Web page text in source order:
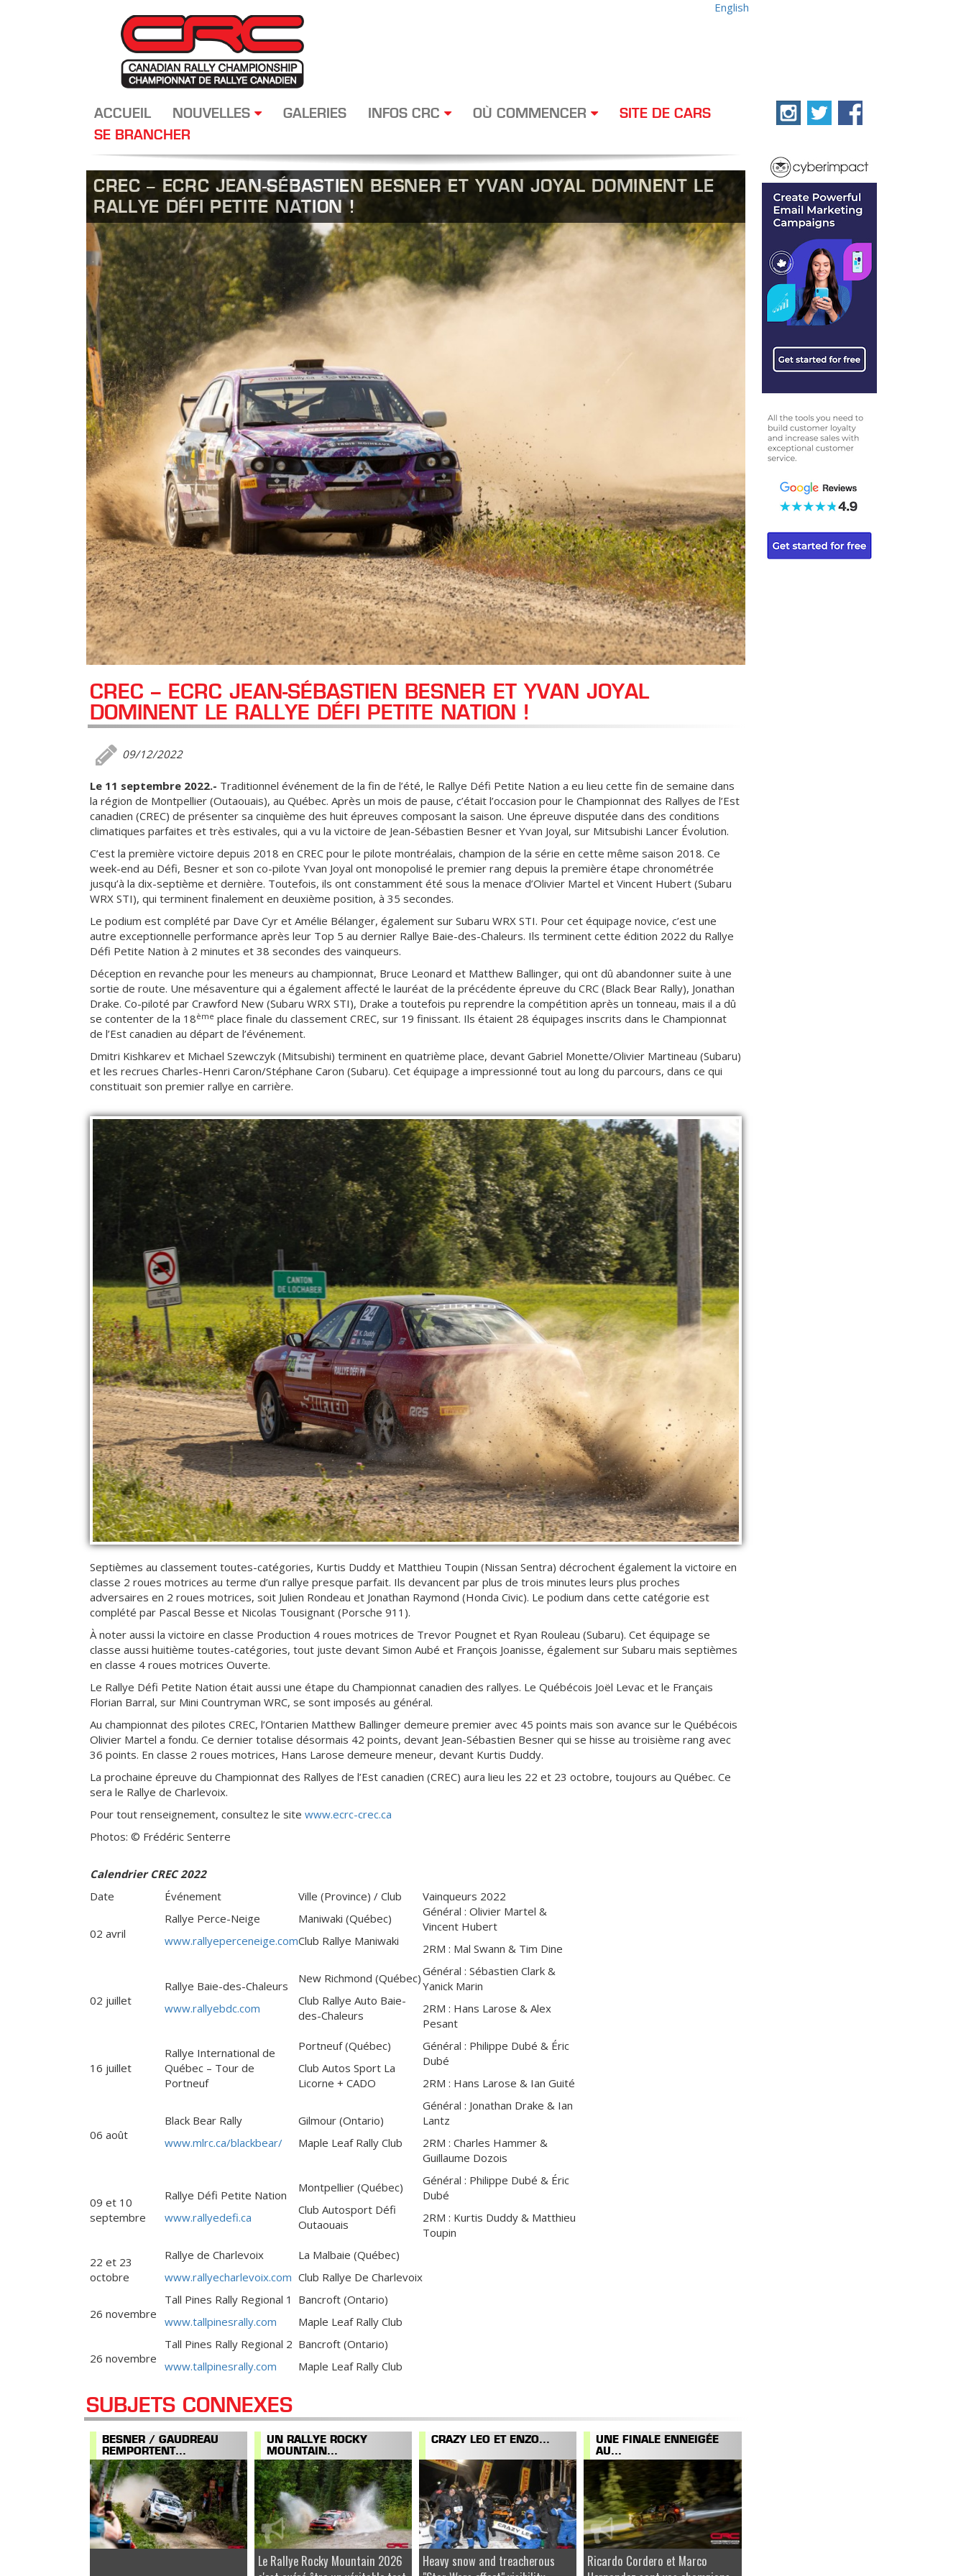
English
ACCUEIL NOUVELLES GALERIES INFOS CRC OÙ COMMENCER
SITE DE CARS
SE BRANCHER
CREC – ECRC JEAN-SÉBASTIEN BESNER ET YVAN JOYAL DOMINENT LE
RALLYE DÉFI PETITE NATION !
CREC – ECRC JEAN-SÉBASTIEN BESNER ET YVAN JOYAL
DOMINENT LE RALLYE DÉFI PETITE NATION !
09/12/2022
Le 11 septembre 2022.- Traditionnel événement de la fin de l’été, le Rallye Défi Petite Nation a eu lieu cette fin de semaine dans
la région de Montpellier (Outaouais), au Québec. Après un mois de pause, c’était l’occasion pour le Championnat des Rallyes de l’Est
canadien (CREC) de présenter sa cinquième des huit épreuves composant la saison. Une épreuve disputée dans des conditions
climatiques parfaites et très estivales, qui a vu la victoire de Jean-Sébastien Besner et Yvan Joyal, sur Mitsubishi Lancer Évolution.
C’est la première victoire depuis 2018 en CREC pour le pilote montréalais, champion de la série en cette même saison 2018. Ce
week-end au Défi, Besner et son co-pilote Yvan Joyal ont monopolisé le premier rang depuis la première étape chronométrée
jusqu’à la dix-septième et dernière. Toutefois, ils ont constamment été sous la menace d’Olivier Martel et Vincent Hubert (Subaru
WRX STI), qui terminent finalement en deuxième position, à 35 secondes.
Le podium est complété par Dave Cyr et Amélie Bélanger, également sur Subaru WRX STI. Pour cet équipage novice, c’est une
autre exceptionnelle performance après leur Top 5 au dernier Rallye Baie-des-Chaleurs. Ils terminent cette édition 2022 du Rallye
Défi Petite Nation à 2 minutes et 38 secondes des vainqueurs.
Déception en revanche pour les meneurs au championnat, Bruce Leonard et Matthew Ballinger, qui ont dû abandonner suite à une
sortie de route. Une mésaventure qui a également affecté le lauréat de la précédente épreuve du CRC (Black Bear Rally), Jonathan
Drake. Co-piloté par Crawford New (Subaru WRX STI), Drake a toutefois pu reprendre la compétition après un tonneau, mais il a dû
se contenter de la 18ème place finale du classement CREC, sur 19 finissant. Ils étaient 28 équipages inscrits dans le Championnat
de l’Est canadien au départ de l’événement.
Dmitri Kishkarev et Michael Szewczyk (Mitsubishi) terminent en quatrième place, devant Gabriel Monette/Olivier Martineau (Subaru)
et les recrues Charles-Henri Caron/Stéphane Caron (Subaru). Cet équipage a impressionné tout au long du parcours, dans ce qui
constituait son premier rallye en carrière.
Septièmes au classement toutes-catégories, Kurtis Duddy et Matthieu Toupin (Nissan Sentra) décrochent également la victoire en
classe 2 roues motrices au terme d’un rallye presque parfait. Ils devancent par plus de trois minutes leurs plus proches
adversaires en 2 roues motrices, soit Julien Rondeau et Jonathan Raymond (Honda Civic). Le podium dans cette catégorie est
complété par Pascal Besse et Nicolas Tousignant (Porsche 911).
À noter aussi la victoire en classe Production 4 roues motrices de Trevor Pougnet et Ryan Rouleau (Subaru). Cet équipage se
classe aussi huitième toutes-catégories, tout juste devant Simon Aubé et François Joanisse, également sur Subaru mais septièmes
en classe 4 roues motrices Ouverte.
Le Rallye Défi Petite Nation était aussi une étape du Championnat canadien des rallyes. Le Québécois Joël Levac et le Français
Florian Barral, sur Mini Countryman WRC, se sont imposés au général.
Au championnat des pilotes CREC, l’Ontarien Matthew Ballinger demeure premier avec 45 points mais son avance sur le Québécois
Olivier Martel a fondu. Ce dernier totalise désormais 42 points, devant Jean-Sébastien Besner qui se hisse au troisième rang avec
36 points. En classe 2 roues motrices, Hans Larose demeure meneur, devant Kurtis Duddy.
La prochaine épreuve du Championnat des Rallyes de l’Est canadien (CREC) aura lieu les 22 et 23 octobre, toujours au Québec. Ce
sera le Rallye de Charlevoix.
Pour tout renseignement, consultez le site www.ecrc-crec.ca
Photos: © Frédéric Senterre
Calendrier CREC 2022
Date
Événement Ville (Province) / Club Vainqueurs 2022
02 avril
Rallye Perce-Neige
www.rallyeperceneige.com
Maniwaki (Québec)
Club Rallye Maniwaki
Général : Olivier Martel &
Vincent Hubert
2RM : Mal Swann & Tim Dine
02 juillet
Rallye Baie-des-Chaleurs
www.rallyebdc.com
New Richmond (Québec)
Club Rallye Auto Baie-
des-Chaleurs
Général : Sébastien Clark &
Yanick Marin
2RM : Hans Larose & Alex
Pesant
16 juillet
Rallye International de
Québec – Tour de
Portneuf
Portneuf (Québec)
Club Autos Sport La
Licorne + CADO
Général : Philippe Dubé & Éric
Dubé
2RM : Hans Larose & Ian Guité
06 août
Black Bear Rally
www.mlrc.ca/blackbear/
Gilmour (Ontario)
Maple Leaf Rally Club
Général : Jonathan Drake & Ian
Lantz
2RM : Charles Hammer &
Guillaume Dozois
09 et 10
septembre
Rallye Défi Petite Nation
www.rallyedefi.ca
Montpellier (Québec)
Club Autosport Défi
Outaouais
Général : Philippe Dubé & Éric
Dubé
2RM : Kurtis Duddy & Matthieu
Toupin
22 et 23
octobre
Rallye de Charlevoix
www.rallyecharlevoix.com
La Malbaie (Québec)
Club Rallye De Charlevoix
26 novembre
Tall Pines Rally Regional 1
www.tallpinesrally.com
Bancroft (Ontario)
Maple Leaf Rally Club
26 novembre
Tall Pines Rally Regional 2
www.tallpinesrally.com
Bancroft (Ontario)
Maple Leaf Rally Club
SUBJETS CONNEXES
BESNER / GAUDREAU
REMPORTENT...
UN RALLYE ROCKY
MOUNTAIN...
Le Rallye Rocky Mountain 2026
CRAZY LEO ET ENZO...
Heavy snow and treacherous
UNE FINALE ENNEIGÉE
AU...
Ricardo Cordero et Marco